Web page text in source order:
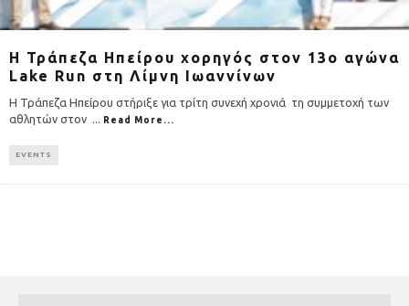
Η Τράπεζα Ηπείρου χορηγός στον 13o αγώνα
Lake Run στη Λίμνη Ιωαννίνων
Η Τράπεζα Ηπείρου στήριξε για τρίτη συνεχή χρονιά τη συμμετοχή των
αθλητών στον ... Read More...
EVENTS